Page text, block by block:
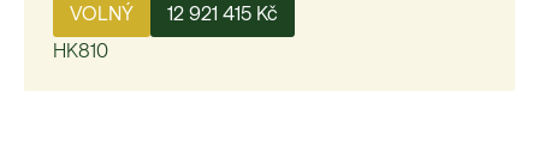
VOLNÝ
12 921 415 Kč
HK810